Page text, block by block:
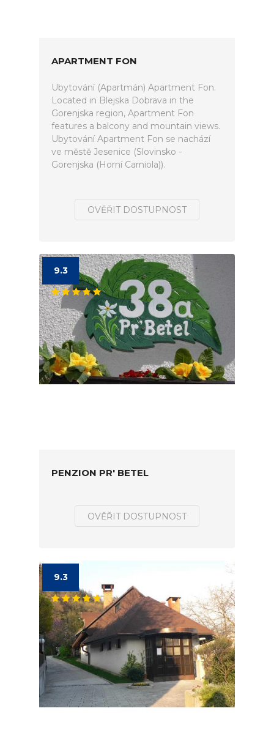
APARTMENT FON
Ubytování (Apartmán) Apartment Fon.
Located in Blejska Dobrava in the
Gorenjska region, Apartment Fon
features a balcony and mountain views.
Ubytování Apartment Fon se nachází
ve městě Jesenice (Slovinsko -
Gorenjska (Horní Carniola)).
OVĚŘIT DOSTUPNOST
9.3
PENZION PR' BETEL
OVĚŘIT DOSTUPNOST
9.3